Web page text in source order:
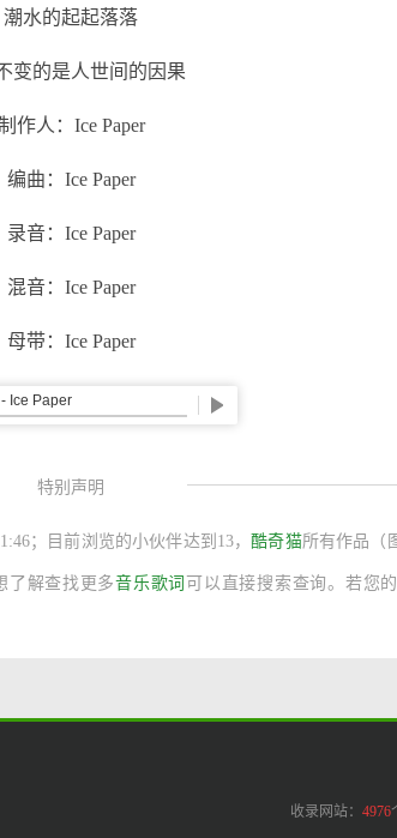
潮水的起起落落
变的是人世间的因果
作人：Ice Paper
编曲：Ice Paper
录音：Ice Paper
混音：Ice Paper
母带：Ice Paper
特别声明
；目前浏览的小伙伴达到 13， 酷奇猫所有作品（
了解查找更多音乐歌词 可以直接搜索查询。若您
收录网站： 4976